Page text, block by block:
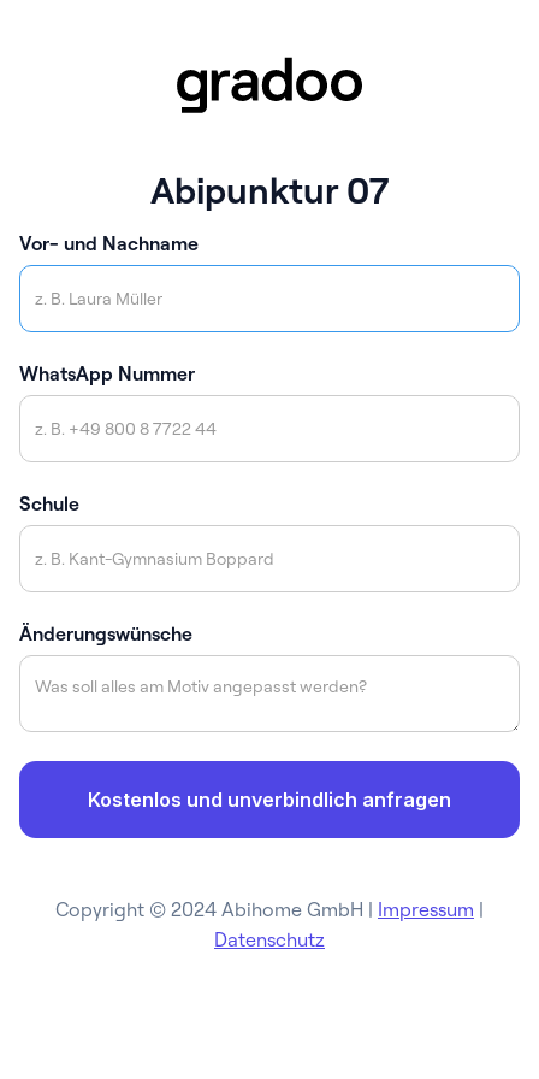
Abipunktur 07
Vor- und Nachname
WhatsApp Nummer
Schule
Änderungswünsche
Copyright © 2024 Abihome GmbH | Impressum |
Datenschutz